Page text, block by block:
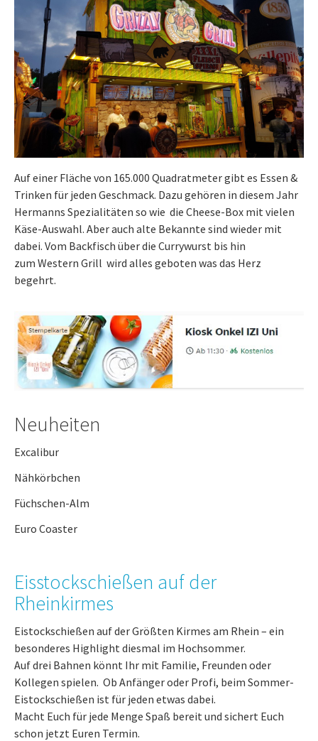
Auf einer Fläche von 165.000 Quadratmeter gibt es Essen &
Trinken für jeden Geschmack. Dazu gehören in diesem Jahr
Hermanns Spezialitäten so wie die Cheese-Box mit vielen
Käse-Auswahl. Aber auch alte Bekannte sind wieder mit
dabei. Vom Backfisch über die Currywurst bis hin
zum Western Grill wird alles geboten was das Herz
begehrt.
Neuheiten
Excalibur
Nähkörbchen
Füchschen-Alm
Euro Coaster
Eisstockschießen auf der
Rheinkirmes
Eistockschießen auf der Größten Kirmes am Rhein – ein
besonderes Highlight diesmal im Hochsommer.
Auf drei Bahnen könnt Ihr mit Familie, Freunden oder
Kollegen spielen. Ob Anfänger oder Profi, beim Sommer-
Eistockschießen ist für jeden etwas dabei.
Macht Euch für jede Menge Spaß bereit und sichert Euch
schon jetzt Euren Termin.